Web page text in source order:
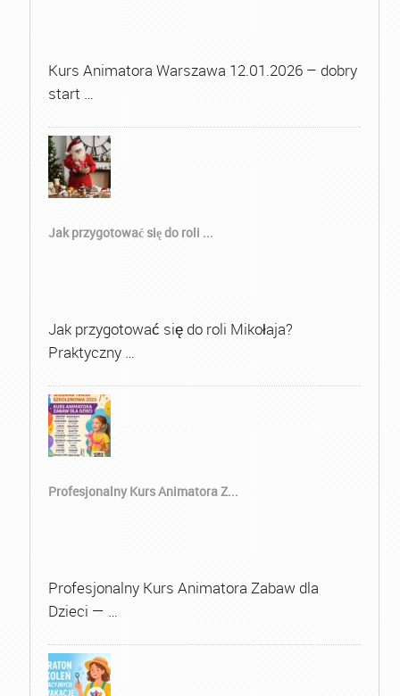
Kurs Animatora Warszawa 12.01.2026 – dobry
start …
Jak przygotować się do roli ...
Jak przygotować się do roli Mikołaja?
Praktyczny …
Profesjonalny Kurs Animatora Z...
Profesjonalny Kurs Animatora Zabaw dla
Dzieci — …